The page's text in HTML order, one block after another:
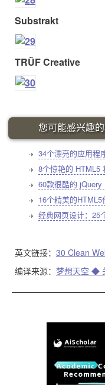
Substrakt
TRÜF Creative
您可能感兴趣
34个漂亮的应用程
8个惊艳的 HTML5
60款很酷的
16个精美的
经典网页设计：25
英文链接： 30 Clean
编译来源： 梦想天空 ◆